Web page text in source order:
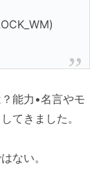
能力•名言やモ
てきました。
ない。